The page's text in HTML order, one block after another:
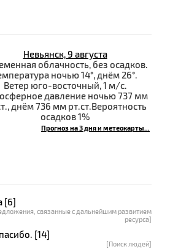
Невьянск, 9 августа
облачность, без осадков.
ночью 14°, днём 26°.
Ветер юго-восточный, 1 м/с.
давление ночью 737 мм
днём 736 мм рт.ст.Вероятность
осадков 1%
Прогноз на 3 дня и метеокарты...
[6]
связанные с дальнейшим развитием
ресурса]
[14]
[Поиск людей]